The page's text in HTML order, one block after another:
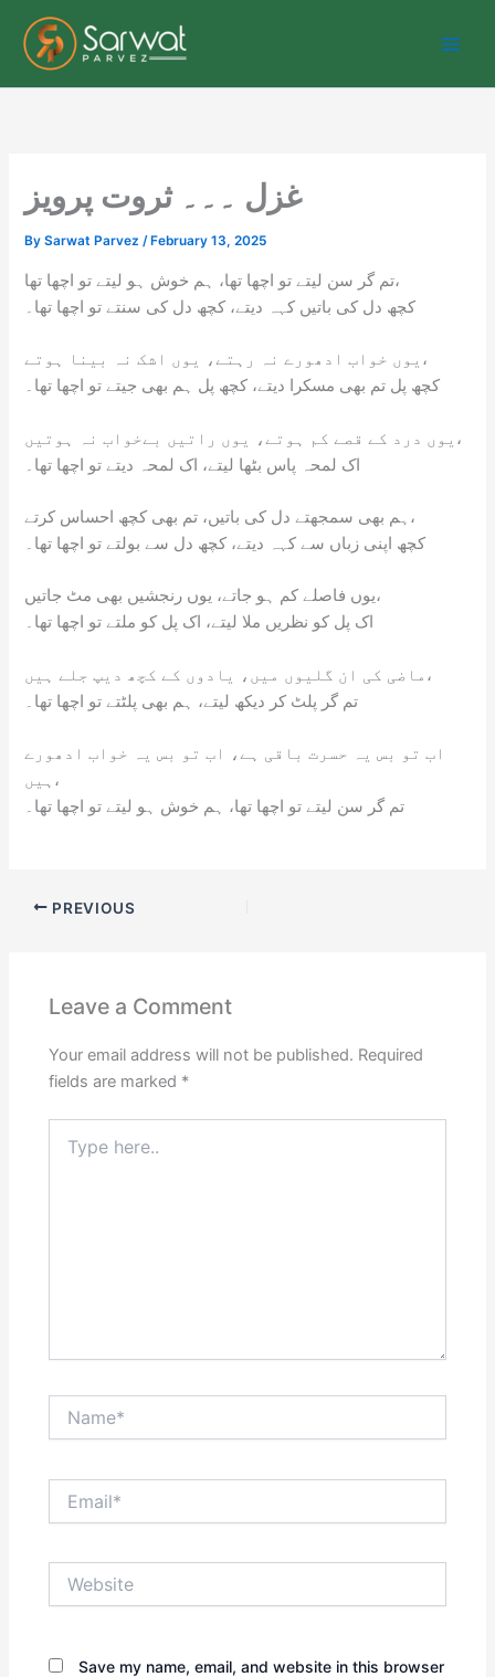
content
غزل ۔۔۔ ثروت پرویز
BySarwat Parvez/ February 13, 2025
تم گر سن لیتے تو اچھا تھا، ہم خوش ہو لیتے تو اچھا تھا،
کچھ دل کی باتیں کہہ دیتے، کچھ دل کی سنتے تو اچھا تھا۔
یوں خواب ادھورے نہ رہتے، یوں اشک نہ بینا ہوتے،
کچھ پل تم بھی مسکرا دیتے، کچھ پل ہم بھی جیتے تو اچھا تھا۔
یوں درد کے قصے کم ہوتے، یوں راتیں بےخواب نہ ہوتیں،
اک لمحہ پاس بٹھا لیتے، اک لمحہ دیتے تو اچھا تھا۔
ہم بھی سمجھتے دل کی باتیں، تم بھی کچھ احساس کرتے،
کچھ اپنی زباں سے کہہ دیتے، کچھ دل سے بولتے تو اچھا تھا۔
یوں فاصلے کم ہو جاتے، یوں رنجشیں بھی مٹ جاتیں،
اک پل کو نظریں ملا لیتے، اک پل کو ملتے تو اچھا تھا۔
ماضی کی ان گلیوں میں، یادوں کے کچھ دیپ جلے ہیں،
تم گر پلٹ کر دیکھ لیتے، ہم بھی پلٹتے تو اچھا تھا۔
اب تو بس یہ حسرت باقی ہے، اب تو بس یہ خواب ادھورے
ہیں،
تم گر سن لیتے تو اچھا تھا، ہم خوش ہو لیتے تو اچھا تھا۔
PREVIOUS
Leave a Comment
Your email address will not be published. Required
fields are marked *
here..
Save my name, email, and website in this browser